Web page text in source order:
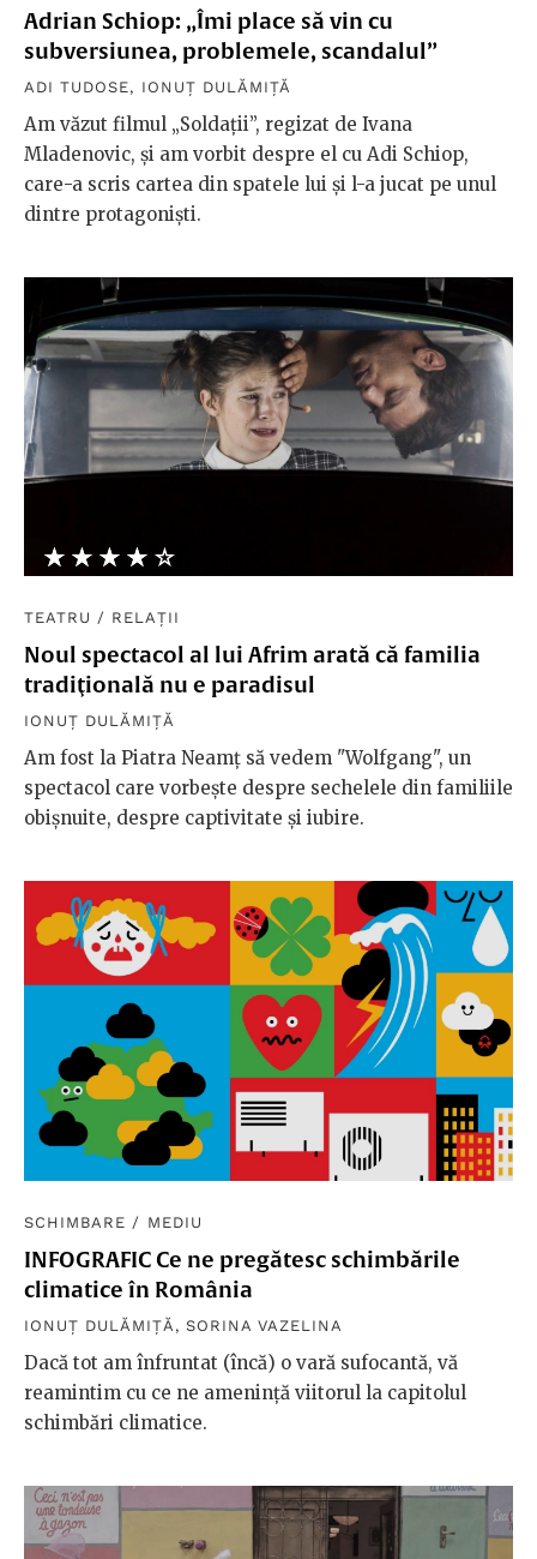
Adrian Schiop: „Îmi place să vin cu
subversiunea, problemele, scandalul”
ADI TUDOSE, IONUȚ DULĂMIȚĂ
Am văzut filmul „Soldații”, regizat de Ivana
Mladenovic, și am vorbit despre el cu Adi Schiop,
care-a scris cartea din spatele lui și l-a jucat pe unul
dintre protagoniști.
★★★★★
☆☆☆☆☆
TEATRU / RELAȚII
Noul spectacol al lui Afrim arată că familia
tradiţională nu e paradisul
IONUȚ DULĂMIȚĂ
Am fost la Piatra Neamţ să vedem "Wolfgang", un
spectacol care vorbeşte despre sechelele din familiile
obişnuite, despre captivitate şi iubire.
SCHIMBARE / MEDIU
INFOGRAFIC Ce ne pregătesc schimbările
climatice în România
IONUȚ DULĂMIȚĂ , SORINA VAZELINA
Dacă tot am înfruntat (încă) o vară sufocantă, vă
reamintim cu ce ne ameninţă viitorul la capitolul
schimbări climatice.